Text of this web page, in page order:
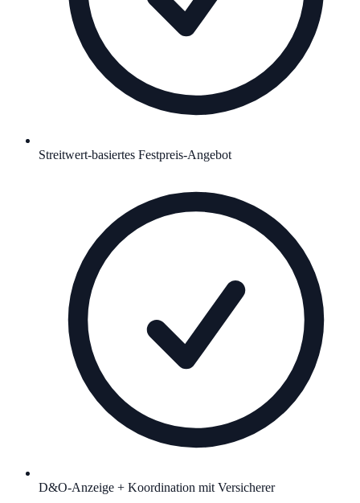
Streitwert-basiertes Festpreis-Angebot
D&O-Anzeige + Koordination mit Versicherer